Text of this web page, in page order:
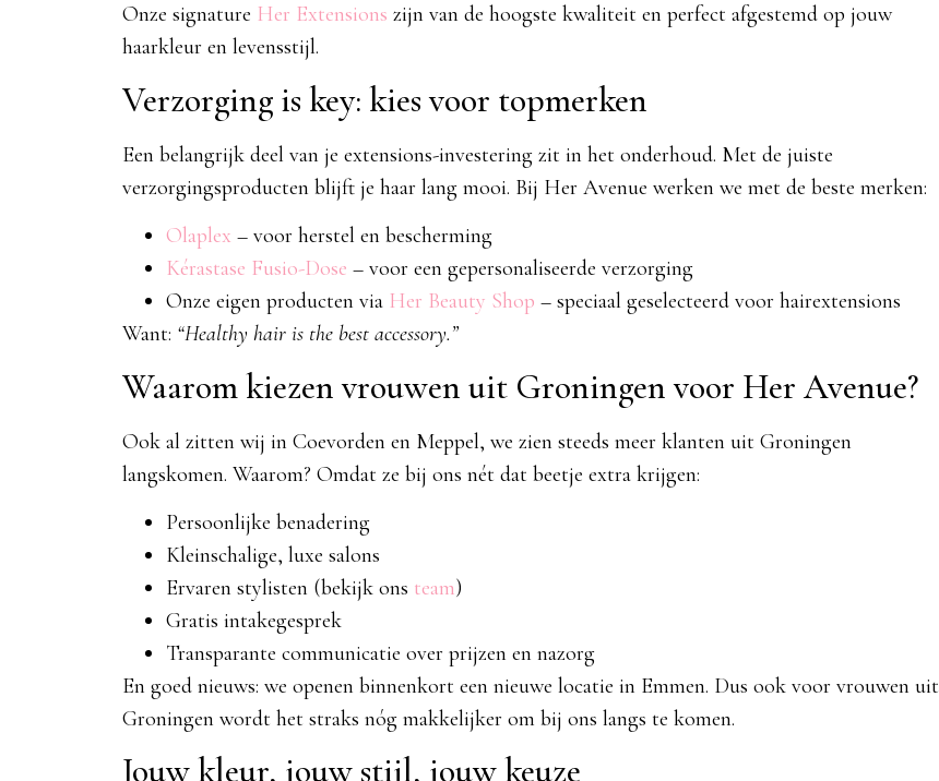
Onze signature Her Extensions zijn van de hoogste kwaliteit en perfect afgestemd op jouw
haarkleur en levensstijl.
Verzorging is key: kies voor topmerken
Een belangrijk deel van je extensions-investering zit in het onderhoud. Met de juiste
verzorgingsproducten blijft je haar lang mooi. Bij Her Avenue werken we met de beste merken:
Olaplex – voor herstel en bescherming
Kérastase Fusio-Dose – voor een gepersonaliseerde verzorging
Onze eigen producten via Her Beauty Shop – speciaal geselecteerd voor hairextensions
Want: “Healthy hair is the best accessory.”
Waarom kiezen vrouwen uit Groningen voor Her Avenue?
Ook al zitten wij in Coevorden en Meppel, we zien steeds meer klanten uit Groningen
langskomen. Waarom? Omdat ze bij ons nét dat beetje extra krijgen:
Persoonlijke benadering
Kleinschalige, luxe salons
Ervaren stylisten (bekijk ons team)
Gratis intakegesprek
Transparante communicatie over prijzen en nazorg
En goed nieuws: we openen binnenkort een nieuwe locatie in Emmen. Dus ook voor vrouwen uit
Groningen wordt het straks nóg makkelijker om bij ons langs te komen.
Jouw kleur, jouw stijl, jouw keuze